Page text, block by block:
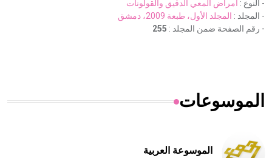
- النوع : أمراض المعي الدقيق والقولونات
- المجلد : المجلد الأول، طبعة 2009، دمشق
- رقم الصفحة ضمن المجلد : 255
الموسوعات
الموسوعة العربية